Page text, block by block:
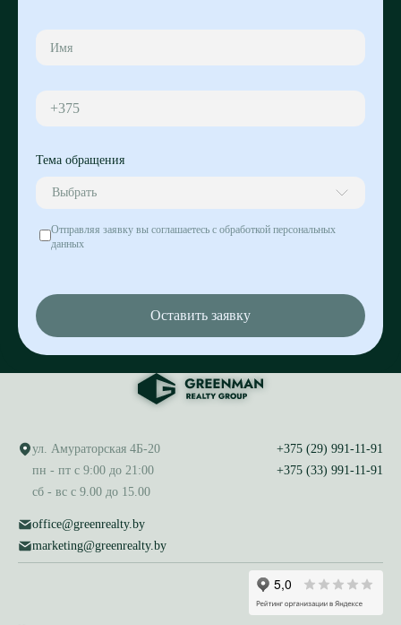
+375
Тема обращения
Выбрать
Отправляя заявку вы соглашаетесь с обработкой персональных
данных
Оставить заявку
ул. Амураторская 4Б-20
пн - пт с 9:00 до 21:00
сб - вс с 9.00 до 15.00
office@greenrealty.by
marketing@greenrealty.by
+375 (29) 991-11-91
+375 (33) 991-11-91